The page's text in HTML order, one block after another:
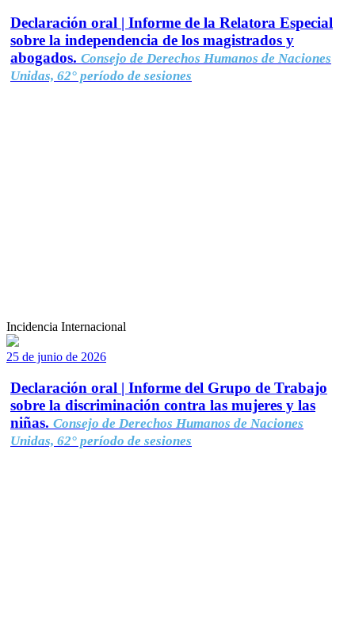
Declaración oral | Informe de la Relatora Especial
sobre la independencia de los magistrados y
abogados. Consejo de Derechos Humanos de Naciones
Unidas, 62° período de sesiones
Incidencia Internacional
25 de junio de 2026
Declaración oral | Informe del Grupo de Trabajo
sobre la discriminación contra las mujeres y las
niñas. Consejo de Derechos Humanos de Naciones
Unidas, 62° período de sesiones